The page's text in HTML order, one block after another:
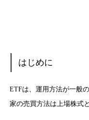
はじめに
ETFは、運用方法が一般
家の売買方法は上場株式